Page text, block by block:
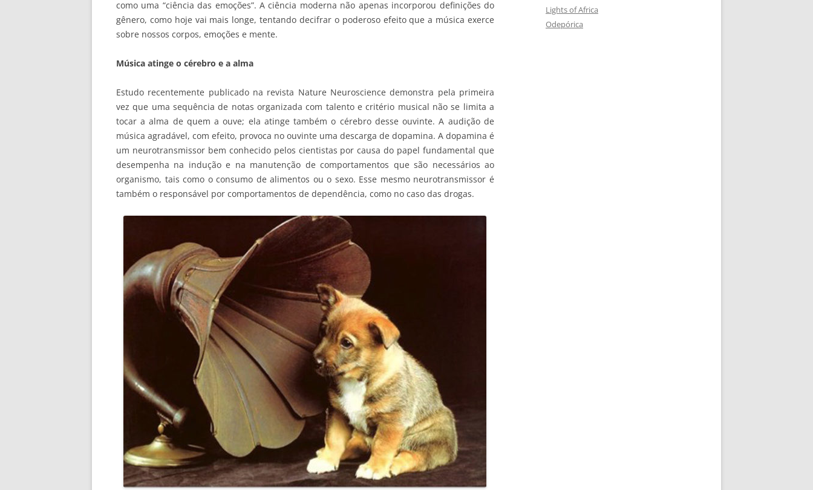
como uma “ciência das emoções”. A ciência moderna não apenas incorporou definições do
gênero, como hoje vai mais longe, tentando decifrar o poderoso efeito que a música exerce
sobre nossos corpos, emoções e mente.
Música atinge o cérebro e a alma
Estudo recentemente publicado na revista Nature Neuroscience demonstra pela primeira
vez que uma sequência de notas organizada com talento e critério musical não se limita a
tocar a alma de quem a ouve; ela atinge também o cérebro desse ouvinte. A audição de
música agradável, com efeito, provoca no ouvinte uma descarga de dopamina. A dopamina é
um neurotransmissor bem conhecido pelos cientistas por causa do papel fundamental que
desempenha na indução e na manutenção de comportamentos que são necessários ao
organismo, tais como o consumo de alimentos ou o sexo. Esse mesmo neurotransmissor é
também o responsável por comportamentos de dependência, como no caso das drogas.
Lights of Africa
Odepórica